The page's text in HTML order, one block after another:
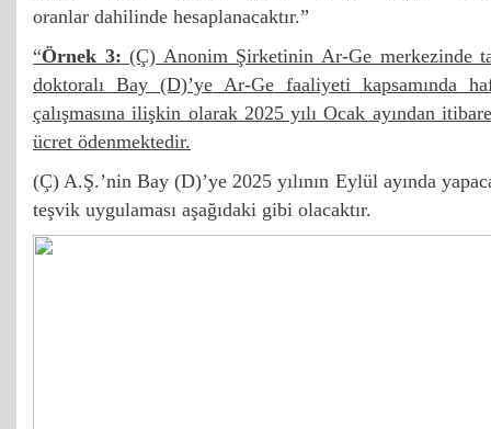
oranlar dahilinde hesaplanacaktır.”
“Örnek 3: (Ç) Anonim Şirketinin Ar-Ge merkezinde
doktoralı Bay (D)’ye Ar-Ge faaliyeti kapsamında
çalışmasına ilişkin olarak 2025 yılı Ocak ayından
ücret ödenmektedir.
(Ç) A.Ş.’nin Bay (D)’ye 2025 yılının Eylül ayında
teşvik uygulaması aşağıdaki gibi olacaktır.